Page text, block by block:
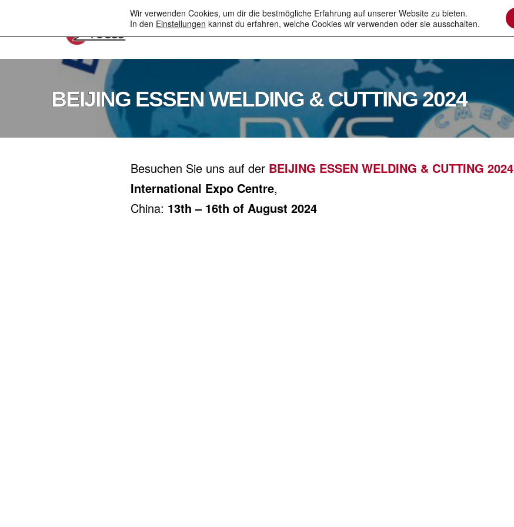
Unternehmen Elektronenstrahl Laser in Vakuum Technologien
BEIJING ESSEN WELDING & CUTTING 2024
Besuchen Sie uns auf der BEIJING ESSEN WELDING & CUTTING 2024
International Expo Centre,
China: 13th – 16th of August 2024
Wir verwenden Cookies, um dir die bestmögliche Erfahrung auf unserer Website zu bieten.
In den Einstellungen kannst du erfahren, welche Cookies wir verwenden oder sie ausschalten.